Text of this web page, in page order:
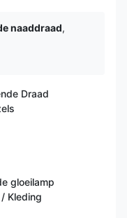
naaddraad,
Draad
gloeilamp
Kleding